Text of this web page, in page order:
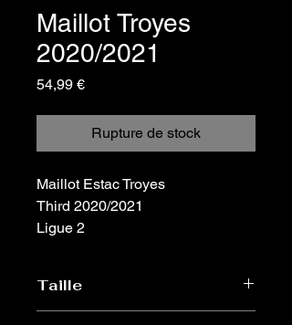
Maillot Troyes
2020/2021
54,99 €Prix
Rupture de stock
Maillot Estac Troyes
Third 2020/2021
Ligue 2
Taille